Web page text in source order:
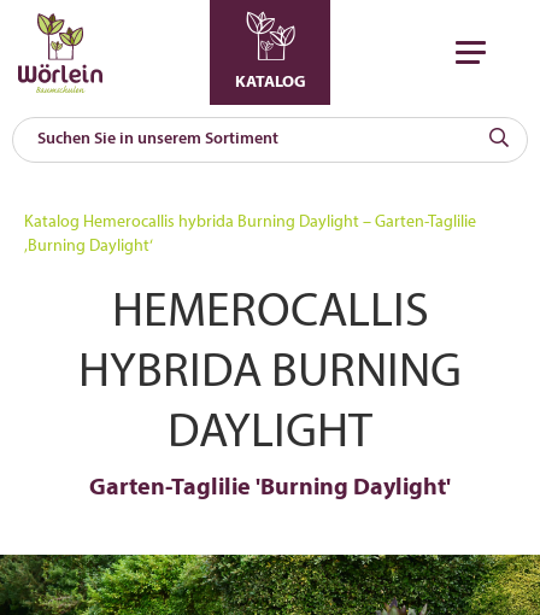
KATALOG
Katalog Hemerocallis hybrida Burning Daylight – Garten-Taglilie
‚Burning Daylight‘
HEMEROCALLIS
HYBRIDA BURNING
DAYLIGHT
Garten-Taglilie 'Burning Daylight'